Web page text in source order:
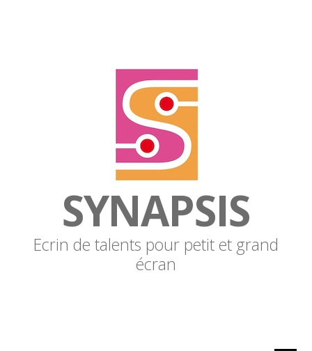
SYNAPSIS
Ecrin de talents pour petit et grand
écran